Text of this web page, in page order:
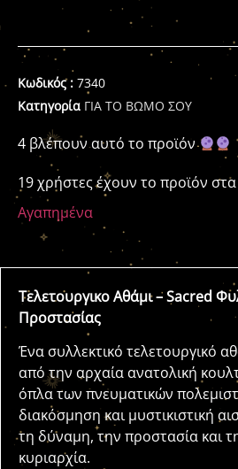
Κωδικός : 7340
Κατηγορία ΓΙΑ ΤΟ ΒΩΜΟ ΣΟΥ
4 βλέπουν αυτό το προϊόν
19 χρήστες έχουν το προϊόν
Αγαπημένα
Τελετουργικο Αθάμι – Sacred
Προστασίας
Ένα συλλεκτικό τελετουργικό
από την αρχαία ανατολική
όπλα των πνευματικών
διακόσμηση και μυστικιστική
τη δύναμη, την προστασία και
κυριαρχία.